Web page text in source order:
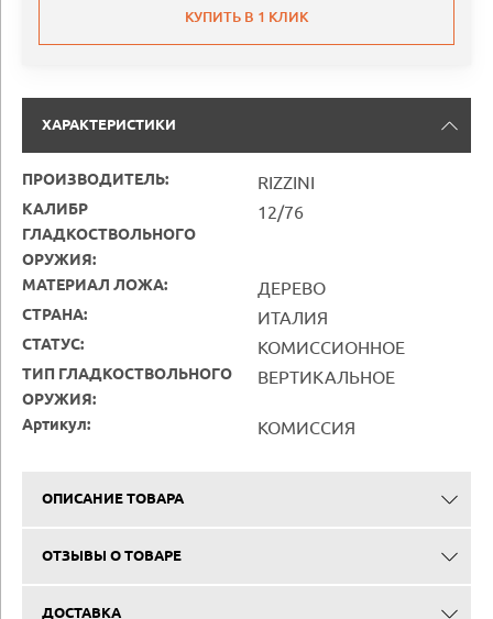
КУПИТЬ В 1 КЛИК
ХАРАКТЕРИСТИКИ
ПРОИЗВОДИТЕЛЬ: RIZZINI
КАЛИБР
ГЛАДКОСТВОЛЬНОГО
ОРУЖИЯ:
12/76
МАТЕРИАЛ ЛОЖА: ДЕРЕВО
СТРАНА: ИТАЛИЯ
СТАТУС: КОМИССИОННОЕ
ТИП ГЛАДКОСТВОЛЬНОГО
ОРУЖИЯ:
ВЕРТИКАЛЬНОЕ
Артикул: КОМИССИЯ
ОПИСАНИЕ ТОВАРА
ОТЗЫВЫ О ТОВАРЕ
ДОСТАВКА